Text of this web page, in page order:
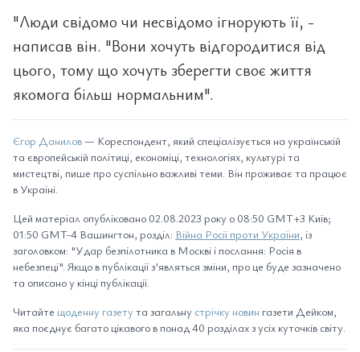
"Люди свідомо чи несвідомо ігнорують її, -
написав він. "Вони хочуть відгородитися від
цього, тому що хочуть зберегти своє життя
якомога більш нормальним".
Єгор Данилов— Кореспондент, який спеціалізується на українській
та європейській політиці, економіці, технологіях, культурі та
мистецтві, пише про суспільно важливі теми. Він проживає та працює
в Україні.
Цей матеріал опубліковано 02.08.2023 року о 08:50 GMT+3 Київ;
01:50 GMT-4 Вашингтон, розділ: Війна Росії проти України, із
заголовком: "Удар безпілотника в Москві і послання: Росія в
небезпеці". Якщо в публікації з'являться зміни, про це буде зазначено
та описано у кінці публікації.
Читайте щоденну газету та загальну стрічку новин газети Дейком,
яка поєднує багато цікавого в понад 40 розділах з усіх куточків світу.